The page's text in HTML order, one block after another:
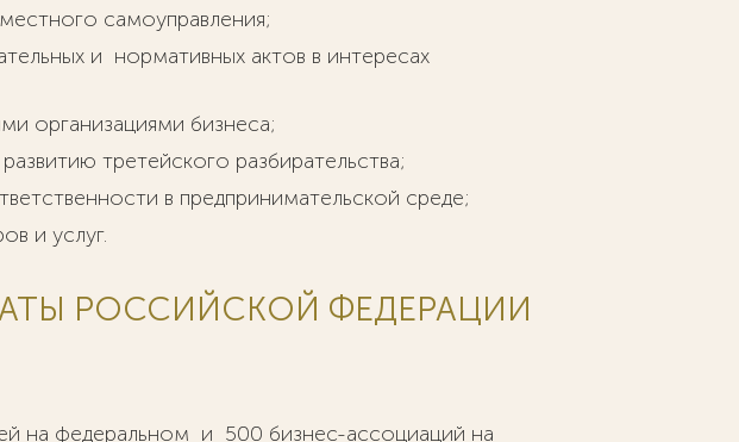
самоуправления;
и нормативных актов в интересах
организациями бизнеса;
третейского разбирательства;
в предпринимательской среде;
и услуг.
РОССИЙСКОЙ ФЕДЕРАЦИИ
на федеральном и 500 бизнес-ассоциаций на